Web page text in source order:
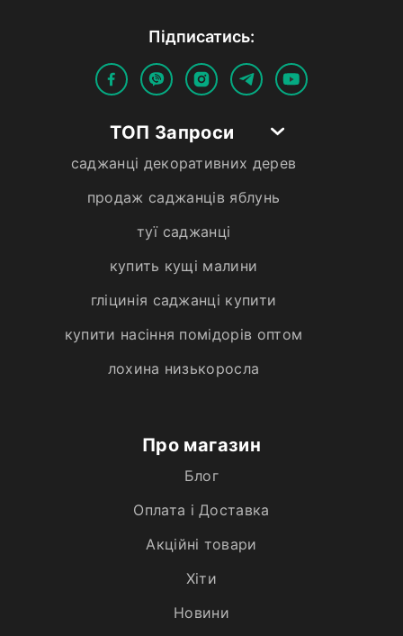
Пiдписатись:
ТОП Запроси
саджанці декоративних дерев
продаж саджанців яблунь
туї саджанці
купить кущі малини
гліцинія саджанці купити
купити насіння помідорів оптом
лохина низькоросла
Про магазин
Блог
Оплата і Доставка
Акційні товари
Хiти
Новини